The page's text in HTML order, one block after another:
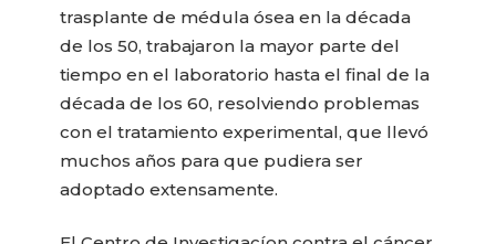
trasplante de médula ósea en la década
de los 50, trabajaron la mayor parte del
tiempo en el laboratorio hasta el final de la
década de los 60, resolviendo problemas
con el tratamiento experimental, que llevó
muchos años para que pudiera ser
adoptado extensamente.